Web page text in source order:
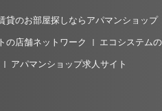
貸のお部屋探しならアパマンショップ
の店舗ネットワーク エコシステム
アパマンショップ求人サイト